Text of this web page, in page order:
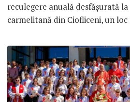
reculegere anuală desfășurată
carmelitană din Ciofliceni, un loc